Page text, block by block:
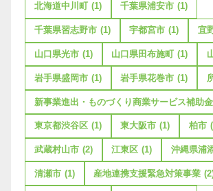
北海道中川町 (1) 千葉県浦安市 (1)
千葉県習志野市 (1) 宇都宮市 (1) 宜
山口県光市 (1) 山口県田布施町 (1)
岩手県盛岡市 (1) 岩手県花巻市 (1)
新事業進出・ものづくり商業サービス補助金
東京都渋谷区 (1) 東大阪市 (1) 柏市
武蔵村山市 (2) 江東区 (1) 沖縄県浦
清瀬市 (1) 産地連携支援緊急対策事業